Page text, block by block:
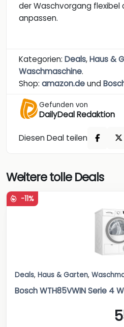
der Waschvorgang flexibel
anpassen.
Kategorien: Deals,Haus &
Waschmaschine.
Shop: amazon.deund
Gefunden von
DailyDeal Redaktion
Diesen Deal teilen
Weitere tolle Deals
-11%
Deals, Haus & Garten,
Bosch WTH85VWIN Serie 4